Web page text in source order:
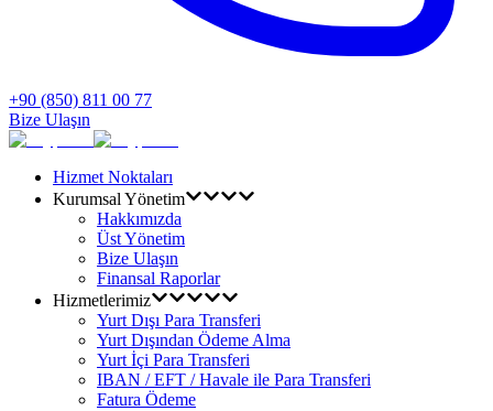
+90 (850) 811 00 77
Bize Ulaşın
Hizmet Noktaları
Kurumsal Yönetim
Hakkımızda
Üst Yönetim
Bize Ulaşın
Finansal Raporlar
Hizmetlerimiz
Yurt Dışı Para Transferi
Yurt Dışından Ödeme Alma
Yurt İçi Para Transferi
IBAN / EFT / Havale ile Para Transferi
Fatura Ödeme